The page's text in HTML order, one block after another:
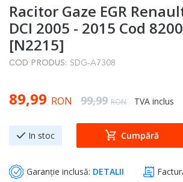
to
the
beginning
of
the
gallery
Racitor Gaze EGR
DCI 2005 - 2015 Cod
[N2215]
COD PRODUS: SDG-A7308
Special Price
89,99 RON Regular Price
99,99 RON TVA inclus
In stoc Cumpără
Garanție inclusă: DETALII